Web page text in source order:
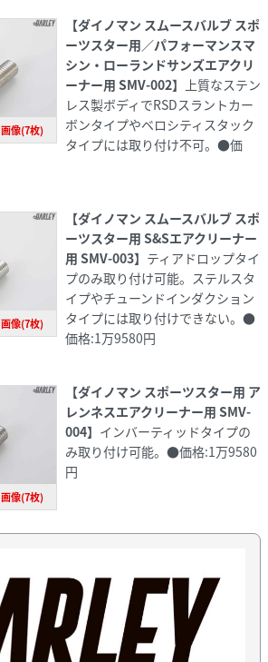
画像(7枚)
【ダイノマン スムースバルブ スポ
ーツスター用／パフォーマンスマ
シン・ローランドサンズエアクリ
ーナー用 SMV-002】
上質なステン
レス製ボディでRSDスラントカー
ボンタイプやベロシティスタック
タイプには取り付け不可。●価
画像(7枚)
【ダイノマン スムースバルブ スポ
ーツスター用 S&Sエアクリーナー
用 SMV-003】 ティアドロップタイ
プのみ取り付け可能。ステルスタ
イプやチューンドインダクション
タイプには取り付けできない。●
価格:1万9580円
画像(7枚)
【ダイノマン スポーツスター用 ア
レンネスエアクリーナー用 SMV-
004】 インバーティッドタイプの
み取り付け可能。●価格:1万9580
円